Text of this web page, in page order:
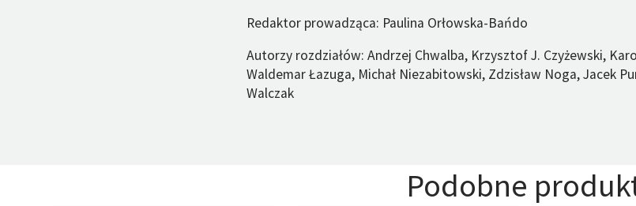
Redaktor prowadząca: Paulina Orłowska-Bańdo
Autorzy rozdziałów: Andrzej Chwalba, Krzysztof J. Czyżewski,
Waldemar Łazuga, Michał Niezabitowski, Zdzisław Noga, Jacek
Walczak
Podobne